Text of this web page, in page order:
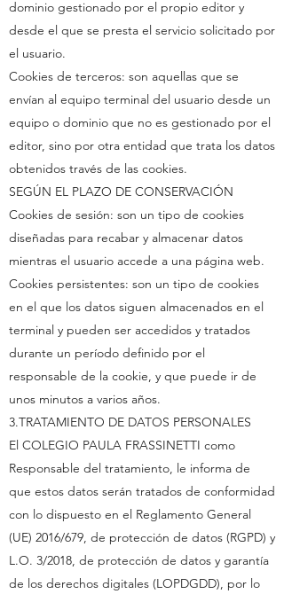
dominio gestionado por el propio editor y
desde el que se presta el servicio solicitado por
el usuario.
Cookies de terceros: son aquellas que se
envían al equipo terminal del usuario desde un
equipo o dominio que no es gestionado por el
editor, sino por otra entidad que trata los datos
obtenidos través de las cookies.
SEGÚN EL PLAZO DE CONSERVACIÓN
Cookies de sesión: son un tipo de cookies
diseñadas para recabar y almacenar datos
mientras el usuario accede a una página web.
Cookies persistentes: son un tipo de cookies
en el que los datos siguen almacenados en el
terminal y pueden ser accedidos y tratados
durante un período definido por el
responsable de la cookie, y que puede ir de
unos minutos a varios años.
3.TRATAMIENTO DE DATOS PERSONALES
El COLEGIO PAULA FRASSINETTI como
Responsable del tratamiento, le informa de
que estos datos serán tratados de conformidad
con lo dispuesto en el Reglamento General
(UE) 2016/679, de protección de datos (RGPD) y
L.O. 3/2018, de protección de datos y garantía
de los derechos digitales (LOPDGDD), por lo